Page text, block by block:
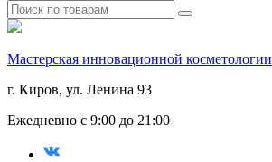
Мастерская инновационной косметологии
г. Киров, ул. Ленина 93
Ежедневно с 9:00 до 21:00